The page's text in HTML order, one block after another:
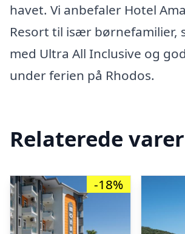
havet. Vi anbefaler Hotel
Resort til især børnefamilier,
med Ultra All Inclusive og
under ferien på Rhodos.
Relaterede varer
-18%